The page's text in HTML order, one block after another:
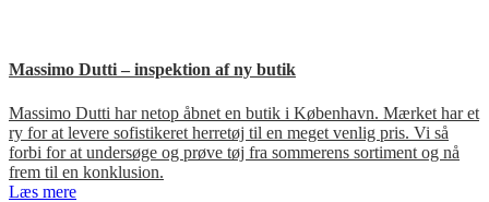
Massimo Dutti – inspektion af ny butik
Massimo Dutti har netop åbnet en butik i København. Mærket har et
ry for at levere sofistikeret herretøj til en meget venlig pris. Vi så
forbi for at undersøge og prøve tøj fra sommerens sortiment og nå
frem til en konklusion.
Læs mere